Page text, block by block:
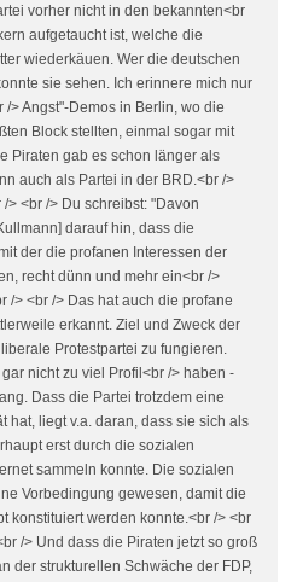
vorher nicht in den bekannten<br
aufgetaucht ist, welche die
wiederkäuen. Wer die deutschen
sie sehen. Ich erinnere mich nur
/> Angst"-Demos in Berlin, wo die
Block stellten, einmal sogar mit
Piraten gab es schon länger als
auch als Partei in der BRD.<br />
> <br /> Du schreibst: "Davon
darauf hin, dass die
der die profanen Interessen der
recht dünn und mehr ein<br />
/> <br /> Das hat auch die profane
erkannt. Ziel und Zweck der
Protestpartei zu fungieren.
nicht zu viel Profil<br /> haben -
Dass die Partei trotzdem eine
hat, liegt v.a. daran, dass sie sich als
erst durch die sozialen
sammeln konnte. Die sozialen
Vorbedingung gewesen, damit die
konstituiert werden konnte.<br /> <br
/> Und dass die Piraten jetzt so groß
der strukturellen Schwäche der FDP,